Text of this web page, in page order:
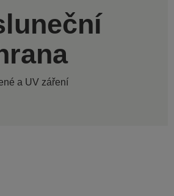
a UV záření